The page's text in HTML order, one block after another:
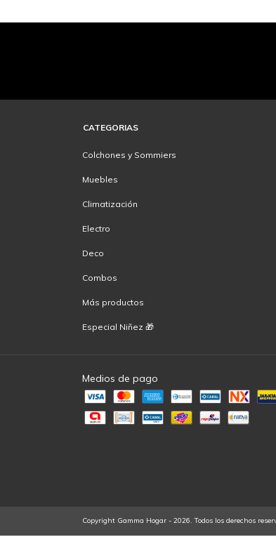
CATEGORIAS
Colchones y Sommiers
Muebles
Climatización
Electro
Deco
Combos
Más productos
Especial Niñez 🎁
Medios de pago
Copyright Gamma Hogar - 2026. Todos los derechos